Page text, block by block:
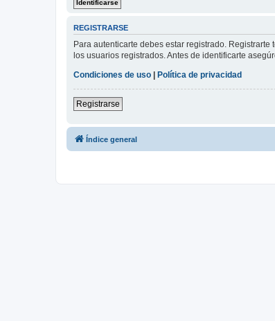
REGISTRARSE
Para autenticarte debes estar registrado.
los usuarios registrados. Antes de identificarte
Condiciones de uso | Política de privacidad
Registrarse
Índice general